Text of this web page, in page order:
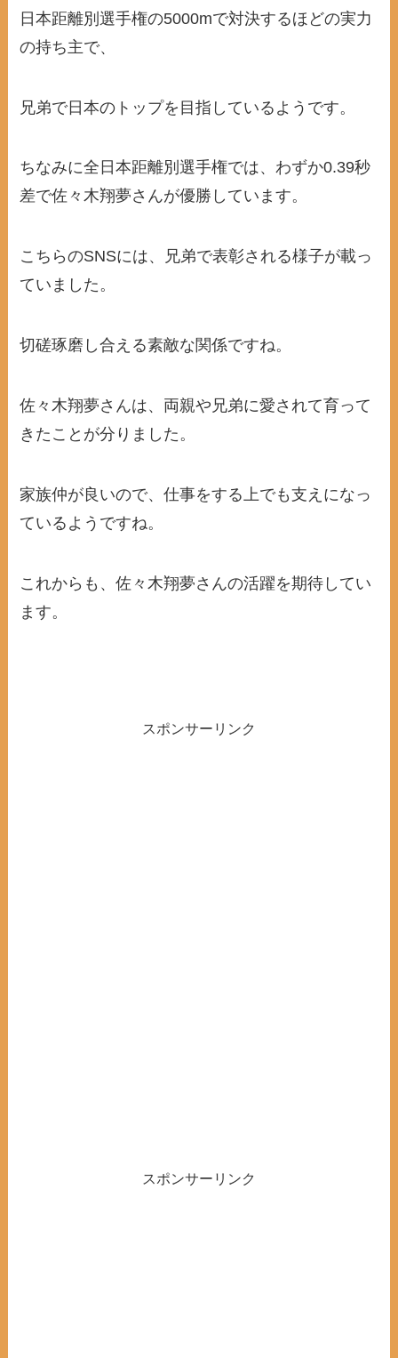
日本距離別選手権の5000mで対決するほどの実力
の持ち主で、
兄弟で日本のトップを目指しているようです。
ちなみに全日本距離別選手権では、わずか0.39秒
差で佐々木翔夢さんが優勝しています。
こちらのSNSには、兄弟で表彰される様子が載っ
ていました。
切磋琢磨し合える素敵な関係ですね。
佐々木翔夢さんは、両親や兄弟に愛されて育って
きたことが分りました。
家族仲が良いので、仕事をする上でも支えになっ
ているようですね。
これからも、佐々木翔夢さんの活躍を期待してい
ます。
スポンサーリンク
スポンサーリンク